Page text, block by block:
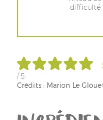
difficulté
/ 5
Crédits : Marion Le